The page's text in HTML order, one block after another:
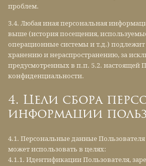
проблем.
3.4. Любая иная персональная
выше (история посещения,
операционные системы и т.д.)
хранению и нераспространению, за
предусмотренных в п.п. 5.2. настоящей
конфиденциальности.
4. Цели сбора
информации
4.1. Персональные данные
может использовать в целях:
4.1.1. Идентификации Пользователя,